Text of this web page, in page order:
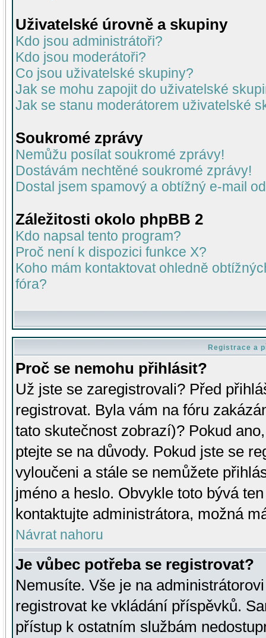
Uživatelské úrovně a skupiny
Kdo jsou administrátoři?
Kdo jsou moderátoři?
Co jsou uživatelské skupiny?
Jak se mohu zapojit do uživatelské
Jak se stanu moderátorem uživatelské
Soukromé zprávy
Nemůžu posílat soukromé zprávy!
Dostávám nechtěné soukromé zprávy!
Dostal jsem spamový a obtížný e-mail
Záležitosti okolo phpBB 2
Kdo napsal tento program?
Proč není k dispozici funkce X?
Koho mám kontaktovat ohledně
fóra?
Registrace a
Proč se nemohu přihlásit?
Už jste se zaregistrovali? Před
registrovat. Byla vám na fóru
tato skutečnost zobrazí)? Pokud
ptejte se na důvody. Pokud jste se
vyloučeni a stále se nemůžete
jméno a heslo. Obvykle toto bývá
kontaktujte administrátora, možná
Návrat nahoru
Je vůbec potřeba se registrovat?
Nemusíte. Vše je na
registrovat ke vkládání příspěvků.
přístup k ostatním službám